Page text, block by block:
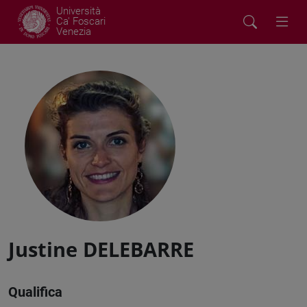
Università
Ca' Foscari
Venezia
Justine DELEBARRE
Qualifica